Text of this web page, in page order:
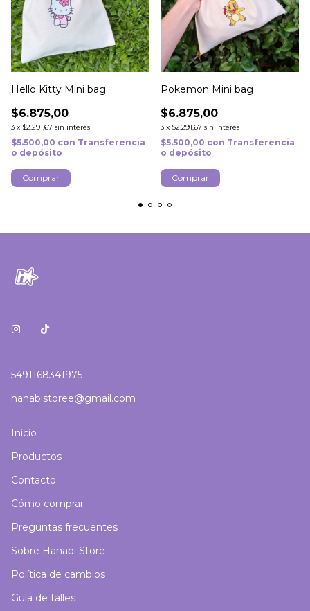
Hello Kitty Mini bag
$6.875,00
3 x $2.291,67 sin interés
$5.500,00 con Transferencia
o depósito
Pokemon Mini bag
$6.875,00
3 x $2.291,67 sin interés
$5.500,00 con Transferencia
o depósito
Comprar
5491168341975
hanabistoree@gmail.com
Inicio
Productos
Contacto
Cómo comprar
Preguntas frecuentes
Sobre Hanabi Store
Política de cambios
Guía de talles